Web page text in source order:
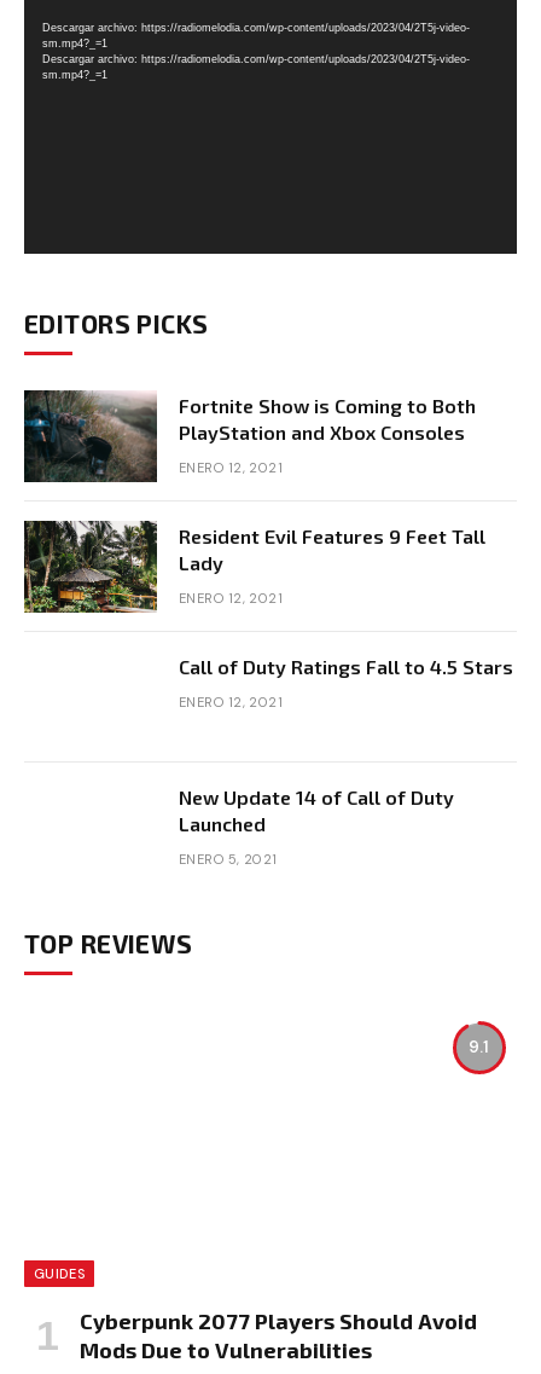
vídeo
Descargar archivo: https://radiomelodia.com/wp-content/uploads/2023/04/2T5j-video-
sm.mp4?_=1
Descargar archivo: https://radiomelodia.com/wp-content/uploads/2023/04/2T5j-video-
sm.mp4?_=1
EDITORS PICKS
Fortnite Show is Coming to Both
PlayStation and Xbox Consoles
ENERO 12, 2021
Resident Evil Features 9 Feet Tall
Lady
ENERO 12, 2021
Call of Duty Ratings Fall to 4.5 Stars
ENERO 12, 2021
New Update 14 of Call of Duty
Launched
ENERO 5, 2021
TOP REVIEWS
9.1
GUIDES
Cyberpunk 2077 Players Should Avoid
Mods Due to Vulnerabilities